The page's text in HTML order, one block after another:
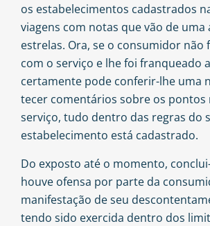
os estabelecimentos cadastrados
viagens com notas que vão de uma
estrelas. Ora, se o consumidor não
com o serviço e lhe foi franqueado
certamente pode conferir-lhe uma
tecer comentários sobre os pontos
serviço, tudo dentro das regras do
estabelecimento está cadastrado.
Do exposto até o momento,
houve ofensa por parte da
manifestação de seu
tendo sido exercida dentro dos